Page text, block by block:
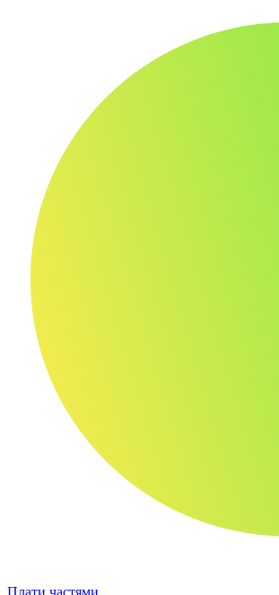
Плати частями